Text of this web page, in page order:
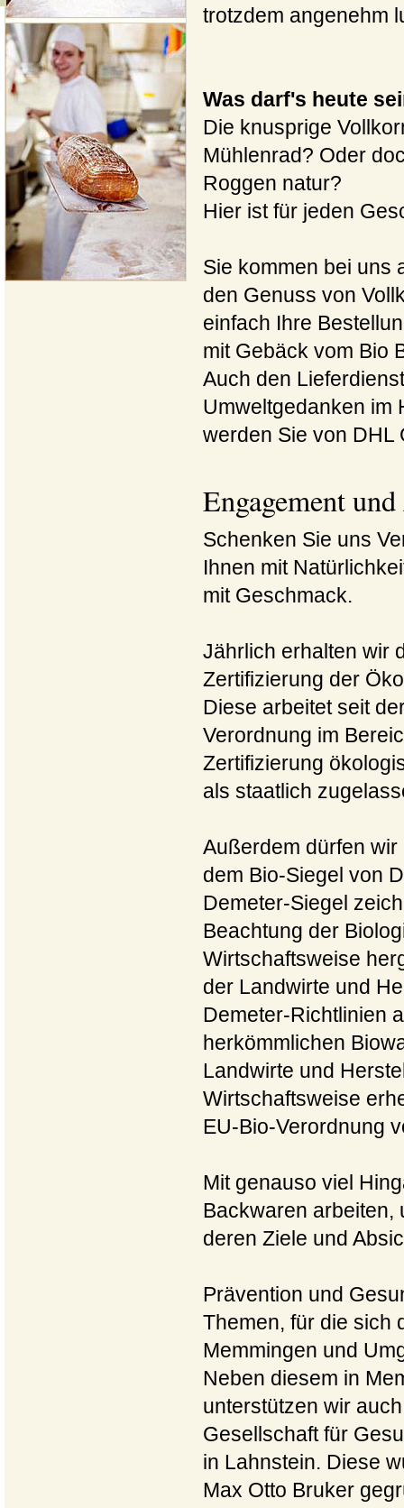
trotzdem angenehm
Was darf's heute
Die knusprige
Mühlenrad? Oder
Roggen natur?
Hier ist für jeden
Sie kommen bei uns
den Genuss von
einfach Ihre
mit Gebäck vom Bio
Auch den
Umweltgedanken im
werden Sie von DHL
Engagement
Schenken Sie uns
Ihnen mit
mit Geschmack.
Jährlich erhalten wir
Zertifizierung der
Diese arbeitet seit
Verordnung im
Zertifizierung
als staatlich
Außerdem dürfen
dem Bio-Siegel von
Demeter-Siegel
Beachtung der
Wirtschaftsweise
der Landwirte und
Demeter-Richtlinien
herkömmlichen
Landwirte und
Wirtschaftsweise
EU-Bio-Verordnung
Mit genauso viel
Backwaren arbeiten,
deren Ziele und
Prävention und
Themen, für die sich
Memmingen und
Neben diesem in
unterstützen wir
Gesellschaft für
in Lahnstein. Diese
Max Otto Bruker